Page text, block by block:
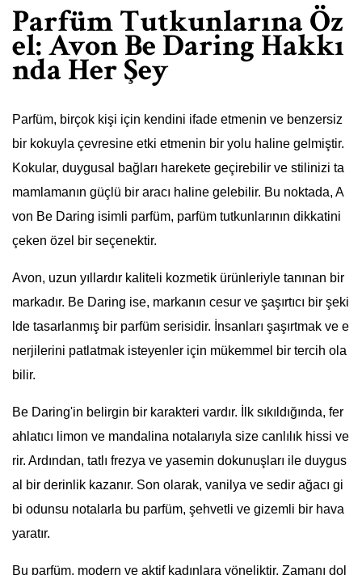
Parfüm Tutkunlarına Öz
el: Avon Be Daring Hakkı
nda Her Şey
Parfüm, birçok kişi için kendini ifade etmenin ve benzersiz
bir kokuyla çevresine etki etmenin bir yolu haline gelmiştir.
Kokular, duygusal bağları harekete geçirebilir ve stilinizi ta
mamlamanın güçlü bir aracı haline gelebilir. Bu noktada, A
von Be Daring isimli parfüm, parfüm tutkunlarının dikkatini
çeken özel bir seçenektir.
Avon, uzun yıllardır kaliteli kozmetik ürünleriyle tanınan bir
markadır. Be Daring ise, markanın cesur ve şaşırtıcı bir şeki
lde tasarlanmış bir parfüm serisidir. İnsanları şaşırtmak ve e
nerjilerini patlatmak isteyenler için mükemmel bir tercih ola
bilir.
Be Daring'in belirgin bir karakteri vardır. İlk sıkıldığında, fer
ahlatıcı limon ve mandalina notalarıyla size canlılık hissi ve
rir. Ardından, tatlı frezya ve yasemin dokunuşları ile duygus
al bir derinlik kazanır. Son olarak, vanilya ve sedir ağacı gi
bi odunsu notalarla bu parfüm, şehvetli ve gizemli bir hava
yaratır.
Bu parfüm, modern ve aktif kadınlara yöneliktir. Zamanı dol